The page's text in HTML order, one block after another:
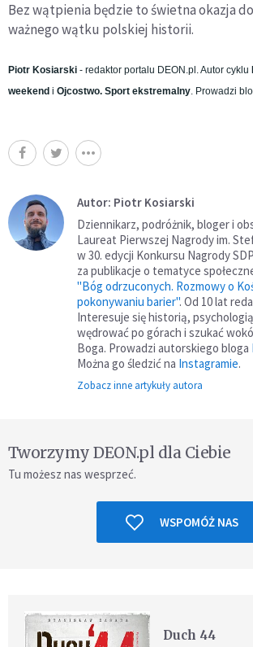
Bez wątpienia będzie to świetna okazja
ważnego wątku polskiej historii.
Piotr Kosiarski - redaktor portalu DEON.pl. Autor cyklu
weekend i Ojcostwo. Sport ekstremalny. Prowadzi
Autor: Piotr Kosiarski
Dziennikarz, podróżnik, bloger i
Laureat Pierwszej Nagrody im.
w 30. edycji Konkursu Nagrody
za publikacje o tematyce
"Bóg odrzuconych. Rozmowy o
pokonywaniu barier". Od 10 lat
Interesuje się historią,
wędrować po górach i szukać
Boga. Prowadzi autorskiego bloga
Można go śledzić na Instagramie.
Zobacz inne artykuły autora
Tworzymy DEON.pl dla Ciebie
Tu możesz nas wesprzeć.
WSPOMÓŻ NAS
Duch 44